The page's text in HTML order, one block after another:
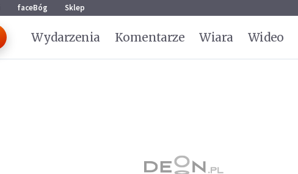
faceBóg Sklep
Wydarzenia Komentarze Wiara Wideo